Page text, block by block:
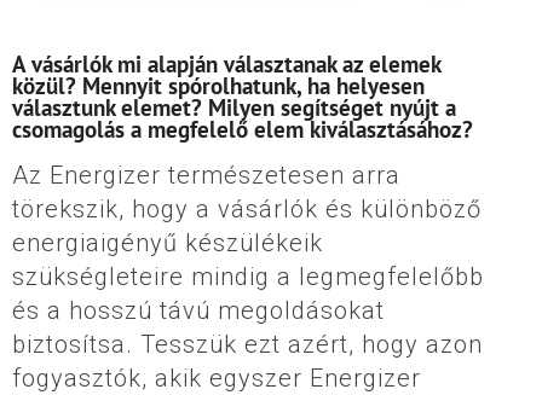
A vásárlók mi alapján választanak az elemek
közül? Mennyit spórolhatunk, ha helyesen
választunk elemet? Milyen segítséget nyújt a
csomagolás a megfelelő elem kiválasztásához?
Az Energizer természetesen arra
törekszik, hogy a vásárlók és különböző
energiaigényű készülékeik
szükségleteire mindig a legmegfelelőbb
és a hosszú távú megoldásokat
biztosítsa. Tesszük ezt azért, hogy azon
fogyasztók, akik egyszer Energizer